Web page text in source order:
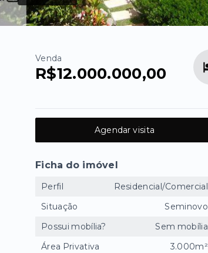
Venda
R$12.000.000,00
Agendar visita
Ficha do imóvel
Perfil
Residencial/Comercial
Situação
Seminovo
Possui mobília?
Sem mobília
Área Privativa
3.000m²